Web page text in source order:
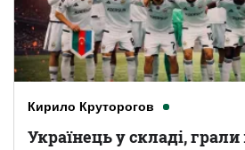
Кирило Круторогов
Українець у складі,